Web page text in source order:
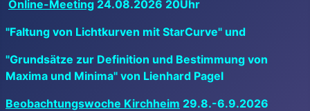
Online-Meeting 24.08.2026 20Uhr
"Faltung von Lichtkurven mit StarCurve" und
"Grundsätze zur Definition und Bestimmung von
Maxima und Minima" von Lienhard Pagel
Beobachtungswoche Kirchheim 29.8.-6.9.2026